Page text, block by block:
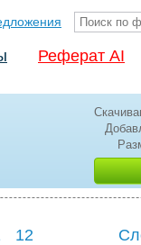
Реферат AI
12